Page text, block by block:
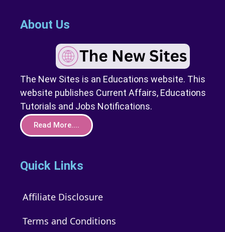
About Us
The New Sites is an Educations website. This
website publishes Current Affairs, Educations
Tutorials and Jobs Notifications.
Read More....
Quick Links
Affiliate Disclosure
Terms and Conditions